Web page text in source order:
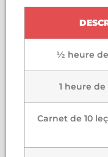
½ heure
1 heure
Carnet de 10